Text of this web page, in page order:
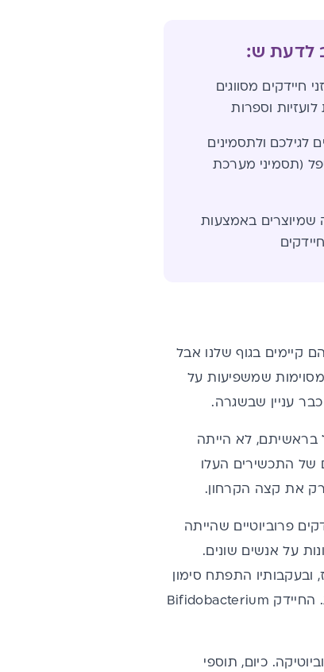
לדעת ש:
חיידקים מסווגים
לועזיות וספרות
לגילכם ולתסמינים
(תסמיני מערכת
שמיוצרים באמצעות
קיימים בגוף שלנו אבל
מסוימות שמשפיעות על
עניין שבשגרה.
בראשיתם, לא הייתה
של התכשירים העלו
רק את קצה הקרחון.
פרוביוטיים שהייתה
על אנשים שונים.
ובעקבותיו התפתח סימון
שיטתי לבידול בין זני חיידקים שונים מאותה משפחה, באמצעות אותיות לועזיות וספרות. החיידק Bifidobacterium
כיום, תוספי